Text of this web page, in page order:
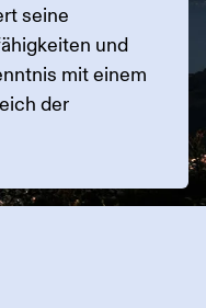
seine
und
mit einem
der